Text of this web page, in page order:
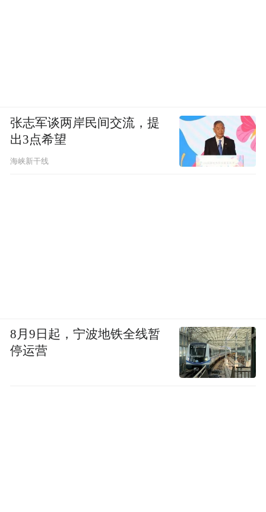
张志军谈两岸民间交流，提
出3点希望
海峡新干线
8月9日起，宁波地铁全线暂
停运营